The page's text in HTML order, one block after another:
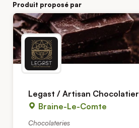
Produit proposé par
Legast / Artisan Chocolatier
Braine-Le-Comte
Chocolateries